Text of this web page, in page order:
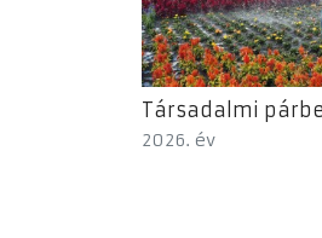
Társadalmi
2026. év